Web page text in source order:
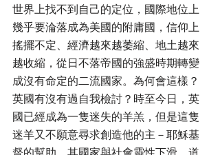
世界上找不到自己的定位，國際地位上
幾乎要淪落成為美國的附庸國，信仰上
搖擺不定、經濟越來越萎縮、地土越來
越收縮，從日不落帝國的強盛時期轉變
成沒有命定的二流國家。為何會這樣？
英國有沒有過自我檢討？時至今日，英
國已經成為一隻迷失的羊羔，但是這隻
迷羊又不願意尋求創造他的主－耶穌基
督的幫助，其國家與社會靈性下滑，道